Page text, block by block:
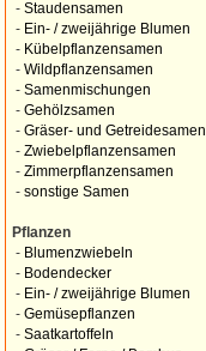
- Staudensamen
- Ein- / zweijährige Blumen
- Kübelpflanzensamen
- Wildpflanzensamen
- Samenmischungen
- Gehölzsamen
- Gräser- und Getreidesamen
- Zwiebelpflanzensamen
- Zimmerpflanzensamen
- sonstige Samen
Pflanzen
- Blumenzwiebeln
- Bodendecker
- Ein- / zweijährige Blumen
- Gemüsepflanzen
- Saatkartoffeln